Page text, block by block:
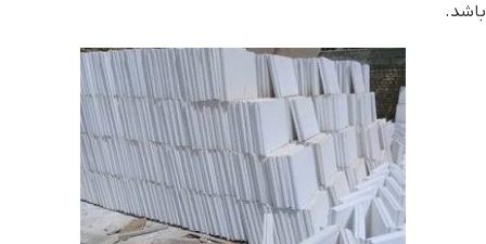
باشد.